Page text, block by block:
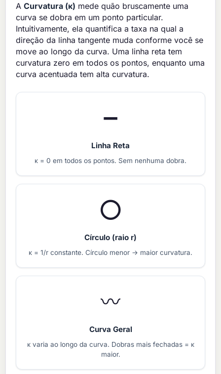
ACurvatura (κ) mede quão bruscamente uma
curva se dobra em um ponto particular.
Intuitivamente, ela quantifica a taxa na qual a
direção da linha tangente muda conforme você se
move ao longo da curva. Uma linha reta tem
curvatura zero em todos os pontos, enquanto uma
curva acentuada tem alta curvatura.
➖
Linha Reta
κ = 0 em todos os pontos. Sem nenhuma dobra.
⭕
Círculo (raio r)
κ = 1/r constante. Círculo menor → maior curvatura.
〰️
Curva Geral
κ varia ao longo da curva. Dobras mais fechadas = κ
maior.